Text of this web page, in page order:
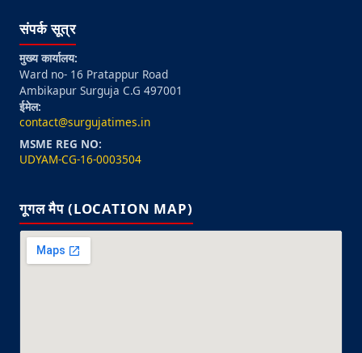
संपर्क सूत्र
मुख्य कार्यालय:
Ward no- 16 Pratappur Road
Ambikapur Surguja C.G 497001
ईमेल:
contact@surgujatimes.in
MSME REG NO:
UDYAM-CG-16-0003504
गूगल मैप (LOCATION MAP)